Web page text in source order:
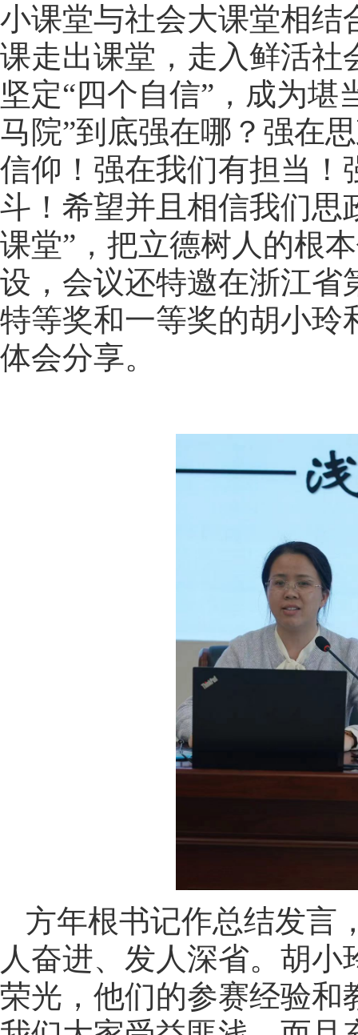
小课堂与社会大课堂相结
课走出课堂，走入鲜活社
坚定“四个自信”，成为
马院”到底强在哪？强在
信仰！强在我们有担当！
斗！希望并且相信我们思
课堂”，把立德树人的根
设，会议还特邀在浙江省
特等奖和一等奖的胡小玲
体会分享。
方年根书记作总结发言
人奋进、发人深省。胡
荣光，他们的参赛经验和